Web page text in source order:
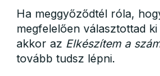
Ha meggyőződtél róla,
megfelelően választottad
akkor az Elkészítem a
tovább tudsz lépni.